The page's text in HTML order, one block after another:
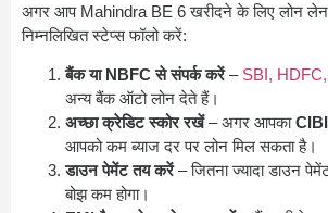
अगर आप Mahindra BE 6 खरीदने के लिए लोन
निम्नलिखित स्टेप्स फॉलो करें:
बैंक या NBFC से संपर्क करें– SBI,
अन्य बैंक ऑटो लोन देते हैं।
अच्छा क्रेडिट स्कोर रखें– अगर आपका
आपको कम ब्याज दर पर लोन मिल सकता है।
डाउन पेमेंट तय करें– जितना ज्यादा डाउन
बोझ कम होगा।